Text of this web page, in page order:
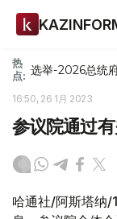
热
点: 选举-2026总统
16:50, 26 1月 2023
参议院通过
哈通社/阿斯塔纳